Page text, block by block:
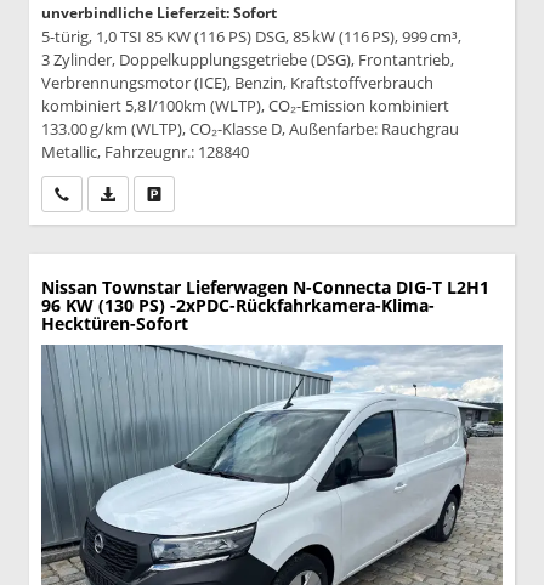
unverbindliche Lieferzeit: Sofort
5-türig, 1,0 TSI 85 KW (116 PS) DSG, 85 kW (116 PS), 999 cm³,
3 Zylinder, Doppelkupplungsgetriebe (DSG), Frontantrieb,
Verbrennungsmotor (ICE), Benzin, Kraftstoffverbrauch
kombiniert 5,8 l/100km (WLTP), CO₂-Emission kombiniert
133.00 g/km (WLTP), CO₂-Klasse D, Außenfarbe: Rauchgrau
Metallic, Fahrzeugnr.: 128840
Wir rufen Sie anPDF-Datei, Fahrzeugexposé drucken
Nissan Townstar Lieferwagen N-Connecta DIG-T L2H1
96 KW (130 PS) -2xPDC-Rückfahrkamera-Klima-
Hecktüren-Sofort